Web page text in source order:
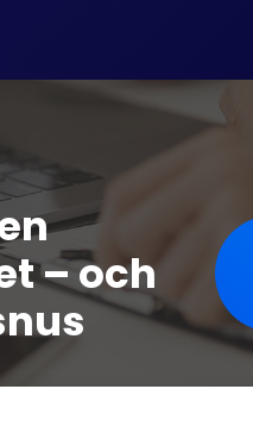
– och